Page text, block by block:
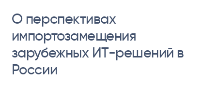
О перспективах
импортозамещения
зарубежных ИТ-решений в
России